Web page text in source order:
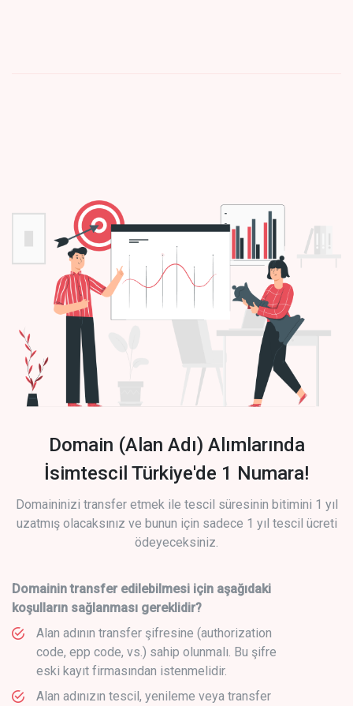
Domain (Alan Adı) Alımlarında
İsimtescil Türkiye'de 1 Numara!
Domaininizi transfer etmek ile tescil süresinin bitimini 1 yıl
uzatmış olacaksınız ve bunun için sadece 1 yıl tescil ücreti
ödeyeceksiniz.
Domainin transfer edilebilmesi için aşağıdaki
koşulların sağlanması gereklidir?
Alan adının transfer şifresine (authorization
code, epp code, vs.) sahip olunmalı. Bu şifre
eski kayıt firmasından istenmelidir.
Alan adınızın tescil, yenileme veya transfer